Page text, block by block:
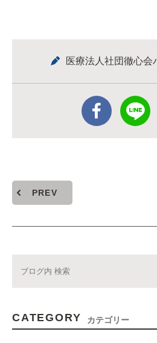
医療法人社団徹心会
PREV
CATEGORY カテゴリー